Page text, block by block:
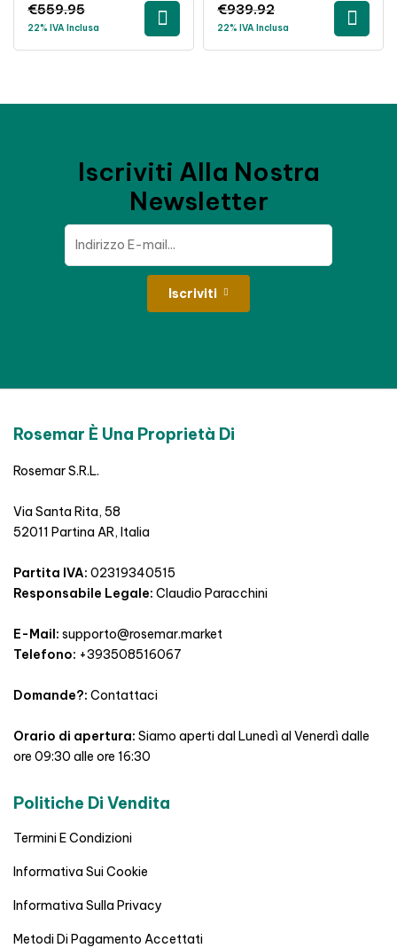
€559.95
22% IVA Inclusa
€939.92
22% IVA Inclusa
Iscriviti Alla Nostra
Newsletter
Iscriviti
Rosemar È Una Proprietà Di
Rosemar S.R.L.
Via Santa Rita, 58
52011 Partina AR, Italia
Partita IVA: 02319340515
Responsabile Legale: Claudio Paracchini
E-Mail: supporto@rosemar.market
Telefono: +393508516067
Domande?: Contattaci
Orario di apertura: Siamo aperti dal Lunedì al Venerdì dalle
ore 09:30 alle ore 16:30
Politiche Di Vendita
Termini E Condizioni
Informativa Sui Cookie
Informativa Sulla Privacy
Metodi Di Pagamento Accettati